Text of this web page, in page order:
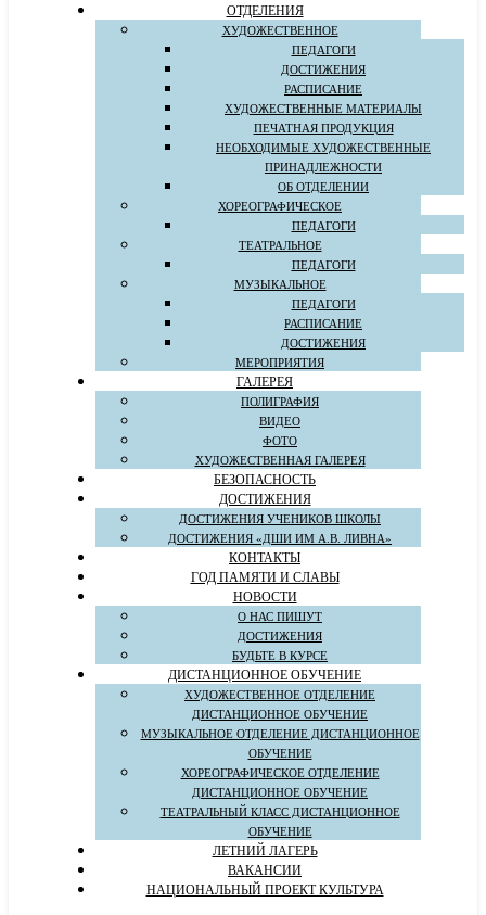
ОТДЕЛЕНИЯ
ХУДОЖЕСТВЕННОЕ
ПЕДАГОГИ
ДОСТИЖЕНИЯ
РАСПИСАНИЕ
ХУДОЖЕСТВЕННЫЕ МАТЕРИАЛЫ
ПЕЧАТНАЯ ПРОДУКЦИЯ
НЕОБХОДИМЫЕ ХУДОЖЕСТВЕННЫЕ
ПРИНАДЛЕЖНОСТИ
ОБ ОТДЕЛЕНИИ
ХОРЕОГРАФИЧЕСКОЕ
ПЕДАГОГИ
ТЕАТРАЛЬНОЕ
ПЕДАГОГИ
МУЗЫКАЛЬНОЕ
ПЕДАГОГИ
РАСПИСАНИЕ
ДОСТИЖЕНИЯ
МЕРОПРИЯТИЯ
ГАЛЕРЕЯ
ПОЛИГРАФИЯ
ВИДЕО
ФОТО
ХУДОЖЕСТВЕННАЯ ГАЛЕРЕЯ
БЕЗОПАСНОСТЬ
ДОСТИЖЕНИЯ
ДОСТИЖЕНИЯ УЧЕНИКОВ ШКОЛЫ
ДОСТИЖЕНИЯ «ДШИ ИМ А.В. ЛИВНА»
КОНТАКТЫ
ГОД ПАМЯТИ И СЛАВЫ
НОВОСТИ
О НАС ПИШУТ
ДОСТИЖЕНИЯ
БУДЬТЕ В КУРСЕ
ДИСТАНЦИОННОЕ ОБУЧЕНИЕ
ХУДОЖЕСТВЕННОЕ ОТДЕЛЕНИЕ
ДИСТАНЦИОННОЕ ОБУЧЕНИЕ
МУЗЫКАЛЬНОЕ ОТДЕЛЕНИЕ ДИСТАНЦИОННОЕ
ОБУЧЕНИЕ
ХОРЕОГРАФИЧЕСКОЕ ОТДЕЛЕНИЕ
ДИСТАНЦИОННОЕ ОБУЧЕНИЕ
ТЕАТРАЛЬНЫЙ КЛАСС ДИСТАНЦИОННОЕ
ОБУЧЕНИЕ
ЛЕТНИЙ ЛАГЕРЬ
ВАКАНСИИ
НАЦИОНАЛЬНЫЙ ПРОЕКТ КУЛЬТУРА